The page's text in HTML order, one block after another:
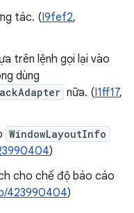
tác. (I9fef2,
trên lệnh gọi lại vào
dùng
nữa. (I1ff17,
WindowLayoutInfo
)
cho chế độ báo cáo
423990404)